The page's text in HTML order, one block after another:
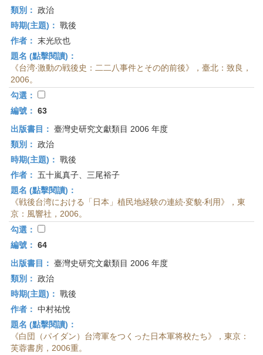
類別： 政治
時期(主題)： 戰後
作者： 末光欣也
題名 (點擊閱讀)：
《台湾‧激動の戦後史：二二八事件とその的前後》，臺北：致良，
2006。
勾選：
編號： 63
出版書目： 臺灣史研究文獻類目 2006 年度
類別： 政治
時期(主題)： 戰後
作者： 五十嵐真子、三尾裕子
題名 (點擊閱讀)：
《戦後台湾における「日本」植民地経験の連続‧変貌‧利用》，東
京：風響社，2006。
勾選：
編號： 64
出版書目： 臺灣史研究文獻類目 2006 年度
類別： 政治
時期(主題)： 戰後
作者： 中村祐悅
題名 (點擊閱讀)：
《白団（パイダン）台湾軍をつくった日本軍将校たち》，東京：
芙蓉書房，2006重。